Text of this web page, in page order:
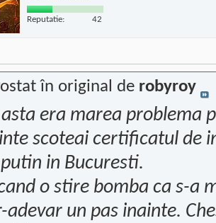
Reputatie: 42
în original de robyroy
era marea problema
scoteai certificatul de
in Bucuresti.
o stire bomba ca s-a
adevar un pas inainte.